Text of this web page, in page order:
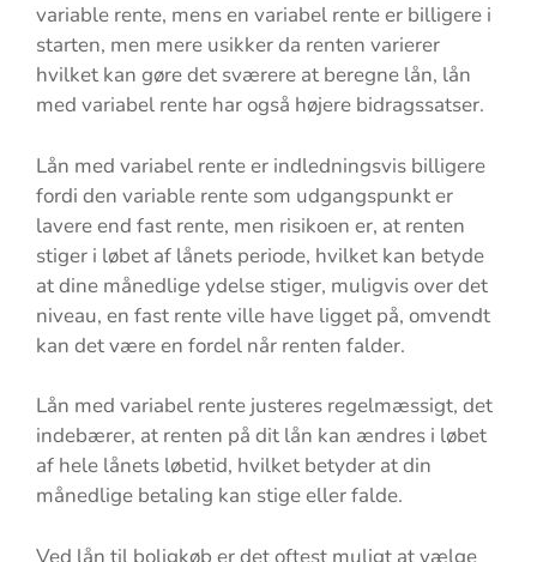
variable rente, mens en variabel rente er billigere i
starten, men mere usikker da renten varierer
hvilket kan gøre det sværere at beregne lån, lån
med variabel rente har også højere bidragssatser.
Lån med variabel rente er indledningsvis billigere
fordi den variable rente som udgangspunkt er
lavere end fast rente, men risikoen er, at renten
stiger i løbet af lånets periode, hvilket kan betyde
at dine månedlige ydelse stiger, muligvis over det
niveau, en fast rente ville have ligget på, omvendt
kan det være en fordel når renten falder.
Lån med variabel rente justeres regelmæssigt, det
indebærer, at renten på dit lån kan ændres i løbet
af hele lånets løbetid, hvilket betyder at din
månedlige betaling kan stige eller falde.
Ved lån til boligkøb er det oftest muligt at vælge